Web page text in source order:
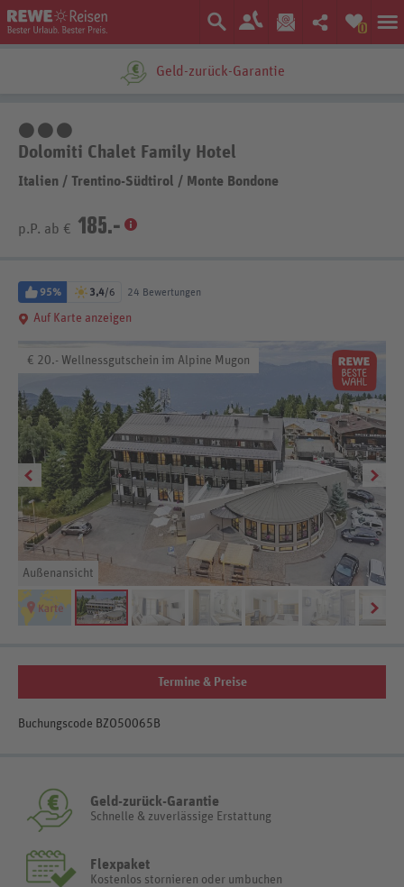
0
Geld-zurück-Garantie
Dolomiti Chalet Family Hotel
Italien / Trentino-Südtirol / Monte Bondone
p.P. ab € 185.-
95% 3,4/6 24 Bewertungen
Auf Karte anzeigen
€ 20.- Wellnessgutschein im Alpine Mugon
Außenansicht
Termine & Preise
Buchungscode BZO50065B
Geld-zurück-Garantie
Schnelle & zuverlässige Erstattung
Flexpaket
Kostenlos stornieren oder umbuchen